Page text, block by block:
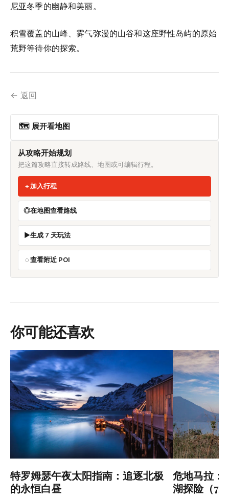
尼亚冬季的幽静和美丽。
积雪覆盖的山峰、雾气弥漫的山谷和这座野性岛屿的原始
荒野等待你的探索。
← 返回
🗺 展开看地图
从攻略开始规划
把这篇攻略直接转成路线、地图或可编辑行程。
加入行程
在地图查看路线
生成 7 天玩法
查看附近 POI
你可能还喜欢
特罗姆瑟午夜太阳指南：追逐北极
的永恒白昼
危地马拉：
湖探险（7